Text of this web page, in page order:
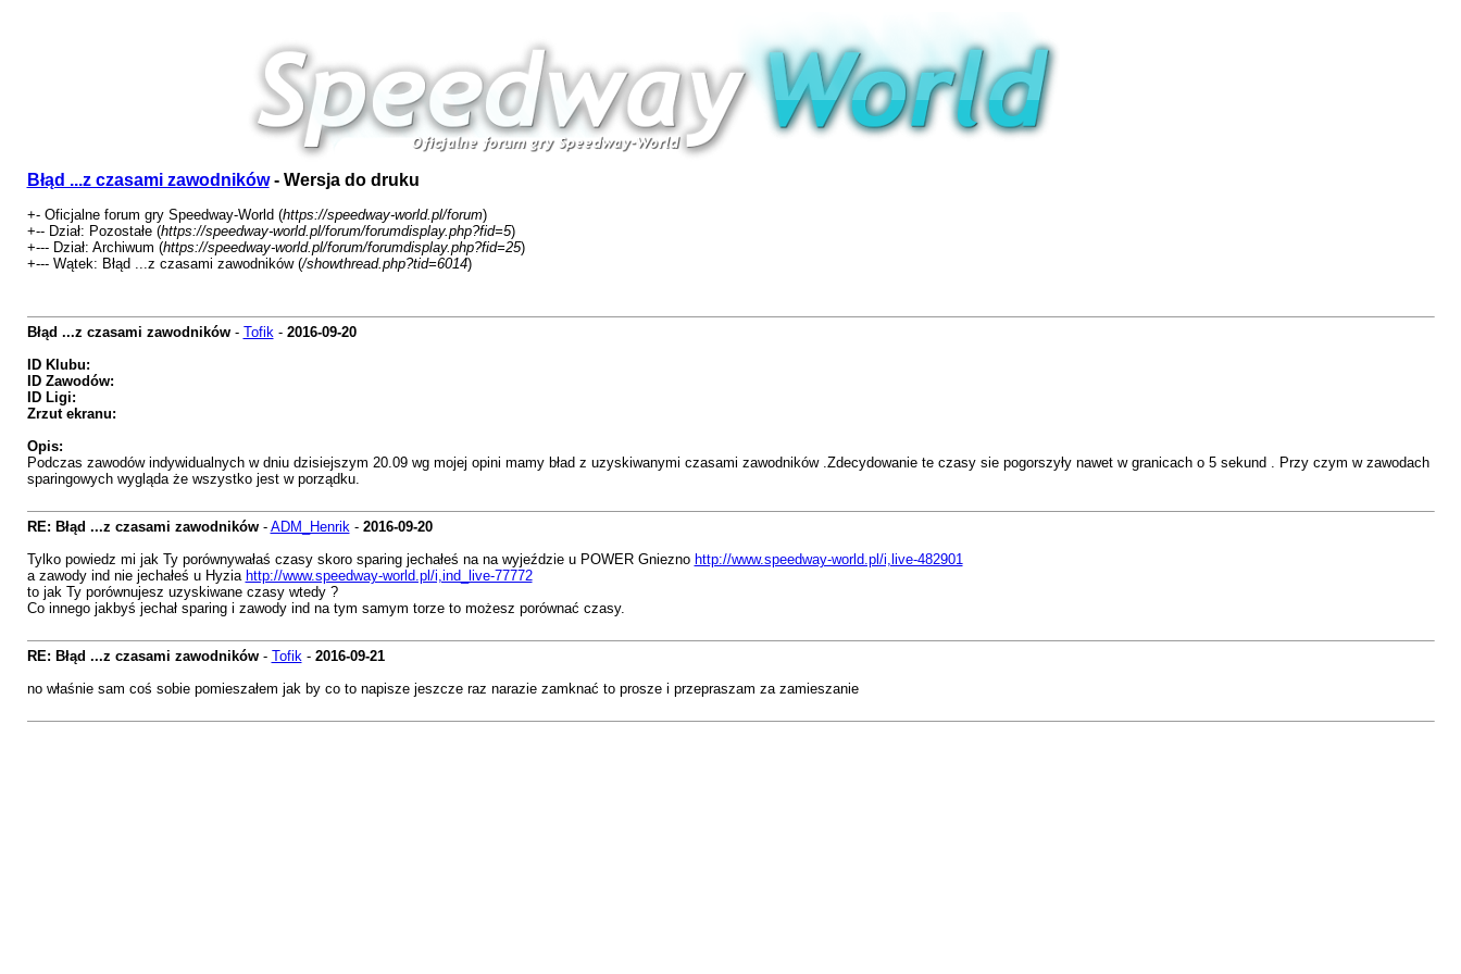
Błąd ...z czasami zawodników- Wersja do druku
+- Oficjalne forum gry Speedway-World (https://speedway-world.pl/forum)
+-- Dział: Pozostałe (https://speedway-world.pl/forum/forumdisplay.php?fid=5)
+--- Dział: Archiwum (https://speedway-world.pl/forum/forumdisplay.php?fid=25)
+--- Wątek: Błąd ...z czasami zawodników (/showthread.php?tid=6014)
Błąd ...z czasami zawodników- Tofik- 2016-09-20
ID Klubu:
ID Zawodów:
ID Ligi:
Zrzut ekranu:
Opis:
Podczas zawodów indywidualnych w dniu dzisiejszym 20.09 wg mojej opini mamy bład z uzyskiwanymi czasami zawodników .Zdecydowanie te czasy sie pogorszyły nawet w granicach o 5 sekund . Przy czym w zawodach
sparingowych wygląda że wszystko jest w porządku.
RE: Błąd ...z czasami zawodników- ADM_Henrik- 2016-09-20
Tylko powiedz mi jak Ty porównywałaś czasy skoro sparing jechałeś na na wyjeździe u POWER Gniezno http://www.speedway-world.pl/i,live-482901
a zawody ind nie jechałeś u Hyzia http://www.speedway-world.pl/i,ind_live-77772
to jak Ty porównujesz uzyskiwane czasy wtedy ?
Co innego jakbyś jechał sparing i zawody ind na tym samym torze to możesz porównać czasy.
RE: Błąd ...z czasami zawodników- Tofik- 2016-09-21
no właśnie sam coś sobie pomieszałem jak by co to napisze jeszcze raz narazie zamknać to prosze i przepraszam za zamieszanie